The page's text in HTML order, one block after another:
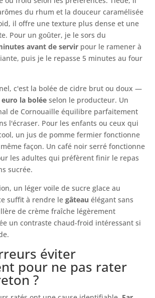
du rhum et la douceur caramélisée
il offre une texture plus dense et une
Pour un goûter, je le sors du
avant de servir pour le ramener à
puis je le repasse 5 minutes au four
c'est la bolée de cidre brut ou doux —
euro la bolée selon le producteur. Un
de Cornouaille équilibre parfaitement
l'écraser. Pour les enfants ou ceux qui
un jus de pomme fermier fonctionne
façon. Un café noir serré fonctionne
les adultes qui préfèrent finir le repas
sucrée.
un léger voile de sucre glace au
suffit à rendre le gâteau élégant sans
de crème fraîche légèrement
un contraste chaud-froid intéressant si
éviter
pour ne pas rater
?